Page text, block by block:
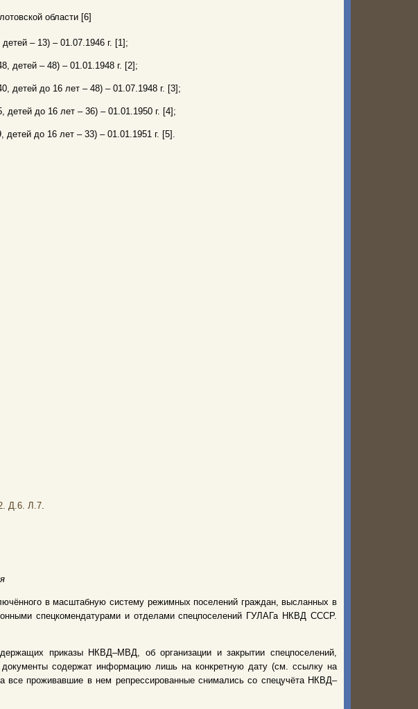
области [6]
– 13) – 01.07.1946 г. [1];
детей – 48) – 01.01.1948 г. [2];
детей до 16 лет – 48) – 01.07.1948 г. [3];
до 16 лет – 36) – 01.01.1950 г. [4];
до 16 лет – 33) – 01.01.1951 г. [5].
Д.6. Л.7.
в масштабную систему режимных поселений граждан, высланных в
спецкомендатурами и отделами спецпоселений ГУЛАГа НКВД СССР.
приказы НКВД–МВД, об организации и закрытии спецпоселений,
содержат информацию лишь на конкретную дату (см. ссылку на
все проживавшие в нем репрессированные снимались со спецучёта НКВД–